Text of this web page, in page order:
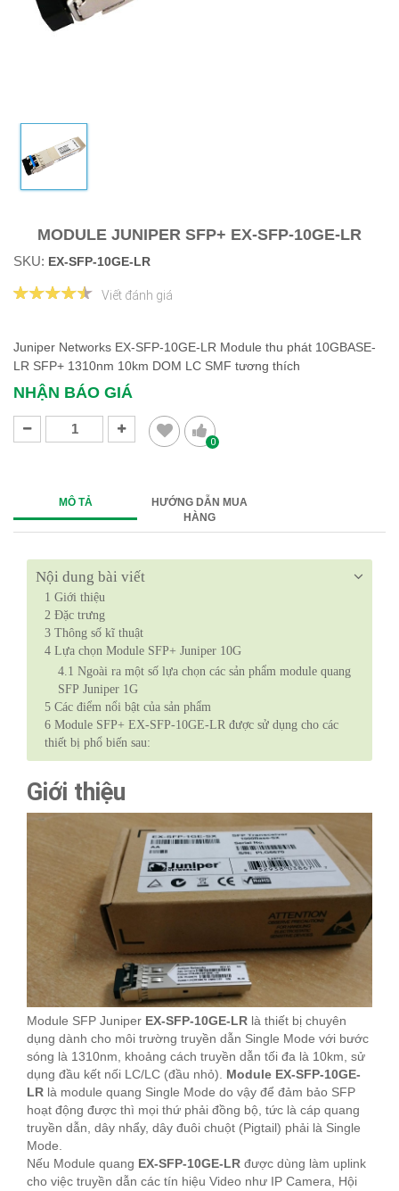
MODULE JUNIPER SFP+ EX-SFP-10GE-LR
SKU: EX-SFP-10GE-LR
Viết đánh giá
Juniper Networks EX-SFP-10GE-LR Module thu phát 10GBASE-
LR SFP+ 1310nm 10km DOM LC SMF tương thích
NHẬN BÁO GIÁ
0
MÔ TẢ
HƯỚNG DẪN MUA
HÀNG
Nội dung bài viết
1 Giới thiệu
2 Đặc trưng
3 Thông số kĩ thuật
4 Lựa chọn Module SFP+ Juniper 10G
4.1 Ngoài ra một số lựa chọn các sản phẩm module quang
SFP Juniper 1G
5 Các điểm nổi bật của sản phẩm
6 Module SFP+ EX-SFP-10GE-LR được sử dụng cho các
thiết bị phổ biến sau:
Giới thiệu
Module SFP Juniper EX-SFP-10GE-LR là thiết bị chuyên
dụng dành cho môi trường truyền dẫn Single Mode với bước
sóng là 1310nm, khoảng cách truyền dẫn tối đa là 10km, sử
dụng đầu kết nối LC/LC (đầu nhỏ). Module EX-SFP-10GE-
LR là module quang Single Mode do vậy để đảm bảo SFP
hoạt động được thì mọi thứ phải đồng bộ, tức là cáp quang
truyền dẫn, dây nhẩy, dây đuôi chuột (Pigtail) phải là Single
Mode.
Nếu Module quang EX-SFP-10GE-LR được dùng làm uplink
cho việc truyền dẫn các tín hiệu Video như IP Camera, Hội